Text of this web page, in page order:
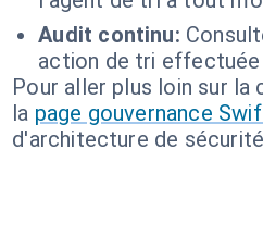
Audit continu:
action de tri effectuée
Pour aller plus loin sur
la page gouvernance
d'architecture de